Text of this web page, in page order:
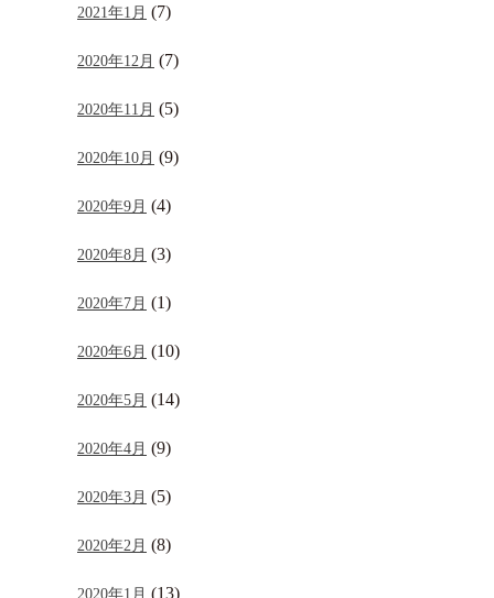
2021年1月 (7)
2020年12月 (7)
2020年11月 (5)
2020年10月 (9)
2020年9月 (4)
2020年8月 (3)
2020年7月 (1)
2020年6月 (10)
2020年5月 (14)
2020年4月 (9)
2020年3月 (5)
2020年2月 (8)
2020年1月 (13)